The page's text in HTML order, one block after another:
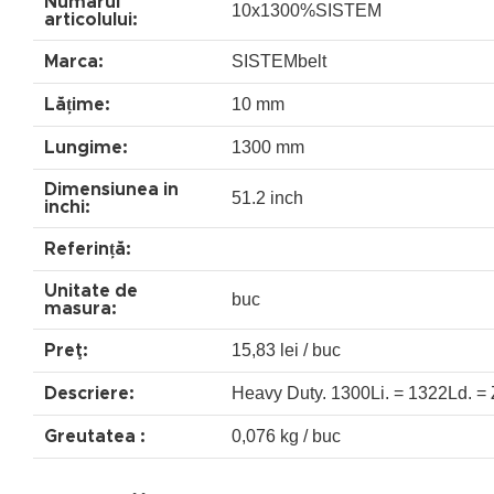
articolului:
10x1300%SISTEM
Marca: SISTEMbelt
Lățime: 10 mm
Lungime: 1300 mm
Dimensiunea in
inchi:
51.2 inch
Referință:
Unitate de
masura:
buc
Preţ: 15,83 lei / buc
Descriere: Heavy Duty. 1300Li. = 1322Ld. =
Greutatea : 0,076 kg / buc